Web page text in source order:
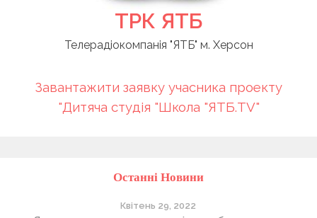
ТРК ЯТБ
Телерадіокомпанія "ЯТБ" м. Херсон
Завантажити заявку учасника проекту
"Дитяча студія "Школа "ЯТБ.TV"
Останні Новини
Квітень 29, 2022